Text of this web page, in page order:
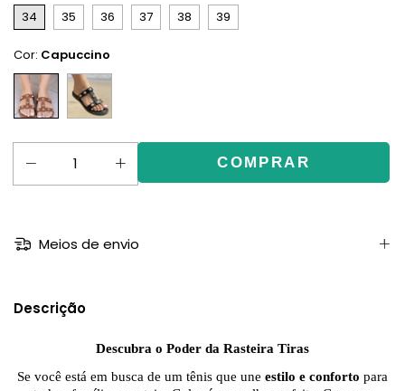
34
35 36 37 38 39
Cor: Capuccino
Meios de envio
Descrição
Descubra o Poder da Rasteira Tiras
Se você está em busca de um tênis que une estilo e conforto para